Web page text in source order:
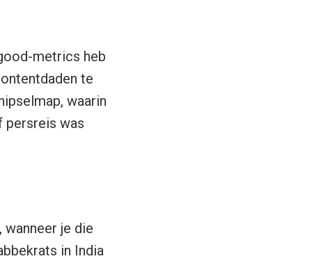
metrics heb
te
waarin
persreis was
wanneer je die
in India